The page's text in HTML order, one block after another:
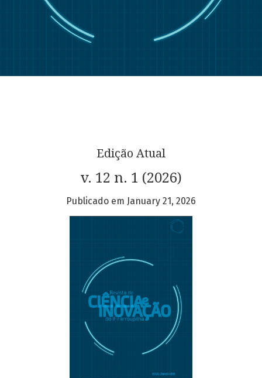
Edição Atual
v. 12 n. 1 (2026)
Publicado em January 21, 2026